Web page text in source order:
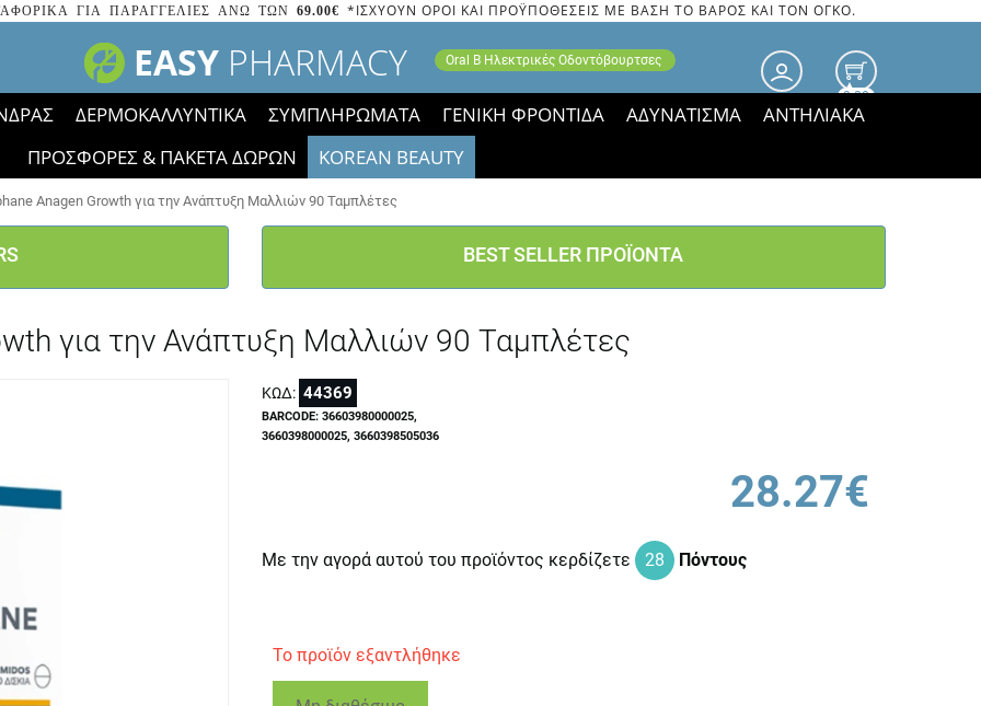
ΓΙΑ ΠΑΡΑΓΓΕΛΙΕΣ ΑΝΩ ΤΩΝ 69.00€ *ΙΣΧΥΟΥΝ ΟΡΟΙ ΚΑΙ ΠΡΟΫΠΟΘΕΣΕΙΣ ΜΕ ΒΑΣΗ ΤΟ ΒΑΡΟΣ ΚΑΙ ΤΟΝ ΟΓΚΟ.
EASY PHARMACY Oral B Ηλεκτρικές Οδοντόβουρτσες
0.00
ΔΕΡΜΟΚΑΛΛΥΝΤΙΚΑ ΣΥΜΠΛΗΡΩΜΑΤΑ ΓΕΝΙΚΗ ΦΡΟΝΤΙΔΑ ΑΔΥΝΑΤΙΣΜΑ
ΑΝΤΗΛΙΑΚΑ
ΠΡΟΣΦΟΡΕΣ & ΠΑΚΕΤΑ ΔΩΡΩΝ
KOREAN BEAUTY
τα εικονίδια των εκπτώσεων έφυγαν, οι χαμηλές μας τιμές ΠΑΡΑΜΕΝΟΥΝ!
Anagen Growth για την Ανάπτυξη Μαλλιών 90 Ταμπλέτες
BEST SELLER ΠΡΟΪΟΝΤΑ
για την Ανάπτυξη Μαλλιών 90 Ταμπλέτες
ΚΩΔ: 44369
BARCODE: 36603980000025,
3660398000025, 3660398505036
28.27€
Με την αγορά αυτού του προϊόντος κερδίζετε 28 Πόντους
Το προϊόν εξαντλήθηκε